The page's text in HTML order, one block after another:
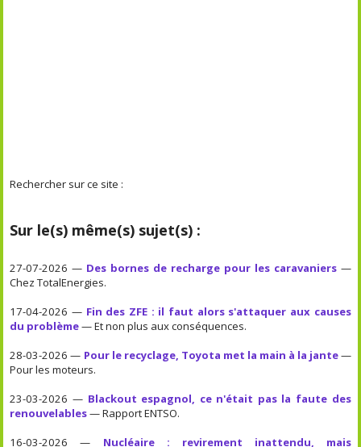
Rechercher sur ce site :
Sur le(s) même(s) sujet(s) :
27-07-2026 — Des bornes de recharge pour les caravaniers—
Chez TotalEnergies.
17-04-2026 — Fin des ZFE : il faut alors s'attaquer aux causes
du problème— Et non plus aux conséquences.
28-03-2026 — Pour le recyclage, Toyota met la main à la jante—
Pour les moteurs.
23-03-2026 — Blackout espagnol, ce n'était pas la faute des
renouvelables— Rapport ENTSO.
16-03-2026 — Nucléaire : revirement inattendu, mais